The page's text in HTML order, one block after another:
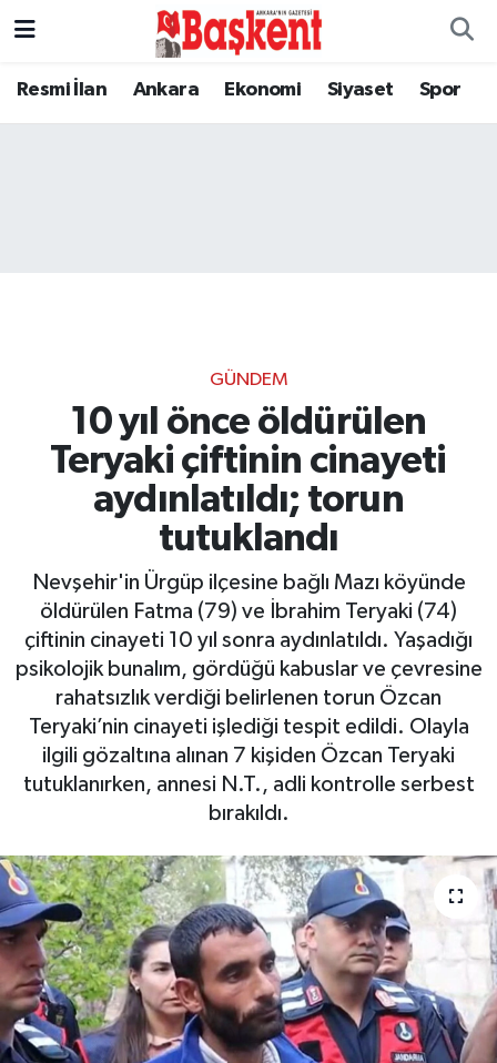
Resmi İlan Ankara Ekonomi Siyaset Spor
GÜNDEM
10 yıl önce öldürülen
Teryaki çiftinin cinayeti
aydınlatıldı; torun
tutuklandı
Nevşehir'in Ürgüp ilçesine bağlı Mazı köyünde
öldürülen Fatma (79) ve İbrahim Teryaki (74)
çiftinin cinayeti 10 yıl sonra aydınlatıldı. Yaşadığı
psikolojik bunalım, gördüğü kabuslar ve çevresine
rahatsızlık verdiği belirlenen torun Özcan
Teryaki’nin cinayeti işlediği tespit edildi. Olayla
ilgili gözaltına alınan 7 kişiden Özcan Teryaki
tutuklanırken, annesi N.T., adli kontrolle serbest
bırakıldı.